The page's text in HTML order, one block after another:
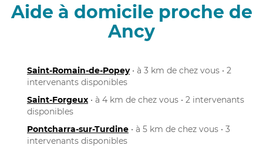
Aide à domicile proche de
Ancy
Saint-Romain-de-Popey• à 3 km de chez vous • 2
intervenants disponibles
Saint-Forgeux • à 4 km de chez vous • 2 intervenants
disponibles
Pontcharra-sur-Turdine • à 5 km de chez vous • 3
intervenants disponibles